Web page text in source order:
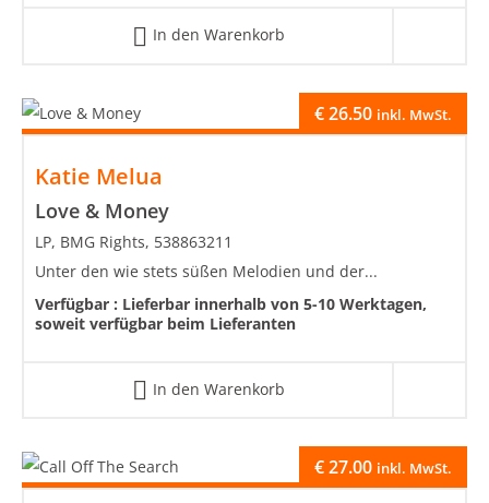
In den Warenkorb
Katie Melua
Love & Money
€26.50 inkl. MwSt.
LP, BMG Rights, 538863211
Unter den wie stets süßen Melodien und der...
Verfügbar : Lieferbar innerhalb von 5-10 Werktagen,
soweit verfügbar beim Lieferanten
In den Warenkorb
€27.00 inkl. MwSt.